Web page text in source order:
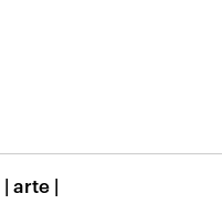
| arte |